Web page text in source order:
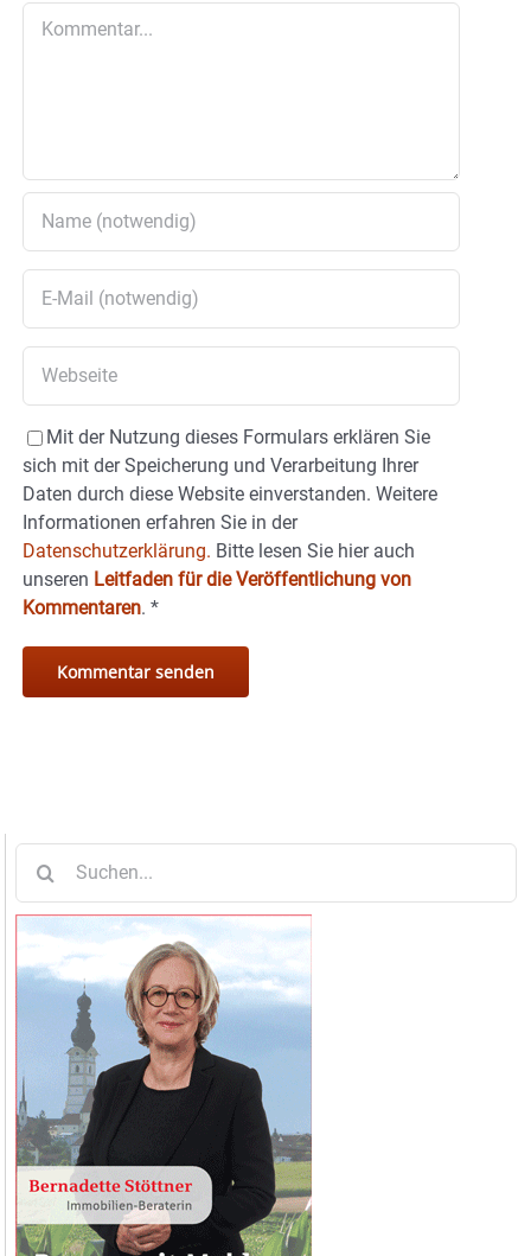
Mit der Nutzung dieses Formulars erklären Sie
sich mit der Speicherung und Verarbeitung Ihrer
Daten durch diese Website einverstanden. Weitere
Informationen erfahren Sie in der
Datenschutzerklärung. Bitte lesen Sie hier auch
unseren Leitfaden für die Veröffentlichung von
Kommentaren. *
nach: